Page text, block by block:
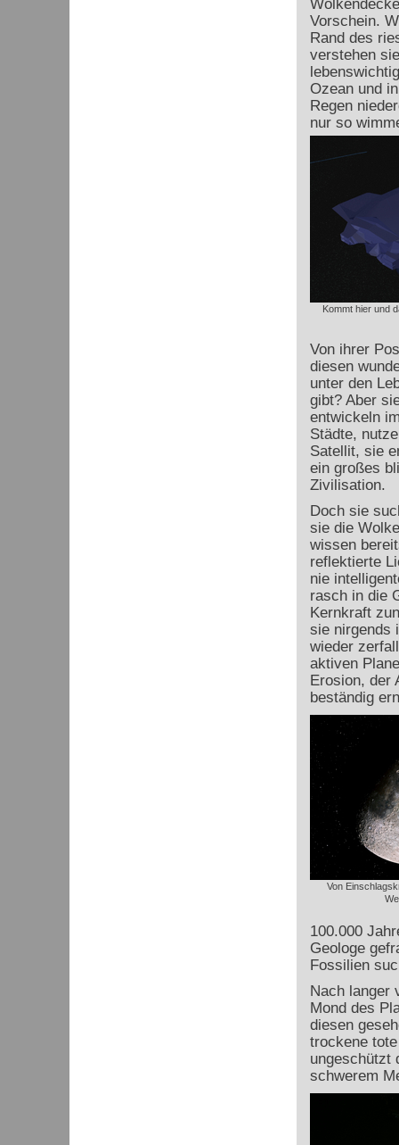
Vorschein.
Rand des
verstehen
Ozean und
Regen
nur so
Kommt hier und
Von ihrer
diesen
unter den
gibt? Aber
entwickeln
Städte,
Satellit, sie
ein großes
Zivilisation.
Doch sie
sie die
wissen
reflektierte
nie
rasch in die
Kernkraft
sie nirgends
wieder
aktiven
Erosion, der
beständig
Von
100.000
Geologe
Fossilien
Nach langer
Mond des
diesen
trockene
ungeschützt
schwerem